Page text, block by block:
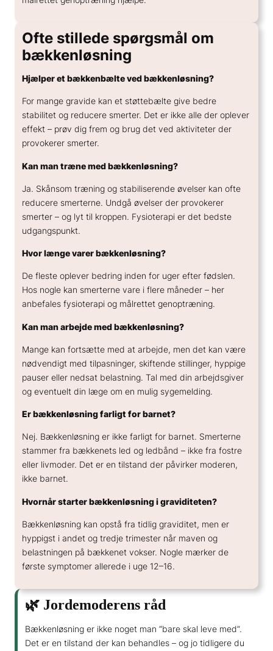
Ofte stillede spørgsmål om
bækkenløsning
Hjælper et bækkenbælte ved bækkenløsning?
For mange gravide kan et støttebælte give bedre
stabilitet og reducere smerter. Det er ikke alle der oplever
effekt – prøv dig frem og brug det ved aktiviteter der
provokerer smerter.
Kan man træne med bækkenløsning?
Ja. Skånsom træning og stabiliserende øvelser kan ofte
reducere smerterne. Undgå øvelser der provokerer
smerter – og lyt til kroppen. Fysioterapi er det bedste
udgangspunkt.
Hvor længe varer bækkenløsning?
De fleste oplever bedring inden for uger efter fødslen.
Hos nogle kan smerterne vare i flere måneder – her
anbefales fysioterapi og målrettet genoptræning.
Kan man arbejde med bækkenløsning?
Mange kan fortsætte med at arbejde, men det kan være
nødvendigt med tilpasninger, skiftende stillinger, hyppige
pauser eller nedsat belastning. Tal med din arbejdsgiver
og eventuelt din læge om en mulig sygemelding.
Er bækkenløsning farligt for barnet?
Nej. Bækkenløsning er ikke farligt for barnet. Smerterne
stammer fra bækkenets led og ledbånd – ikke fra fostre
eller livmoder. Det er en tilstand der påvirker moderen,
ikke barnet.
Hvornår starter bækkenløsning i graviditeten?
Bækkenløsning kan opstå fra tidlig graviditet, men er
hyppigst i andet og tredje trimester når maven og
belastningen på bækkenet vokser. Nogle mærker de
første symptomer allerede i uge 12–16.
🌿 Jordemoderens råd
Bækkenløsning er ikke noget man “bare skal leve med”.
Det er en tilstand der kan behandles – og jo tidligere du